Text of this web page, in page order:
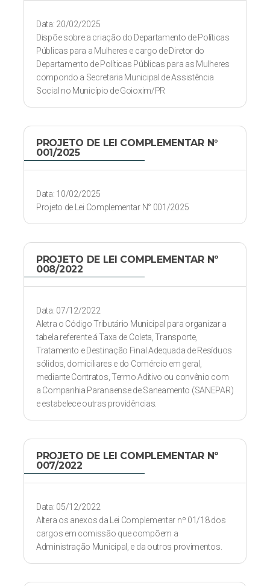
Data: 20/02/2025
Dispõe sobre a criação do Departamento de Políticas
Públicas para a Mulheres e cargo de Diretor do
Departamento de Políticas Públicas para as Mulheres
compondo a Secretaria Municipal de Assistência
Social no Município de Goioxim/PR
PROJETO DE LEI COMPLEMENTAR N°
001/2025
Data: 10/02/2025
Projeto de Lei Complementar N° 001/2025
PROJETO DE LEI COMPLEMENTAR Nº
008/2022
Data: 07/12/2022
Aletra o Código Tributário Municipal para organizar a
tabela referente á Taxa de Coleta, Transporte,
Tratamento e Destinação Final Adequada de Resíduos
sólidos, domiciliares e do Comércio em geral,
mediante Contratos, Termo Aditivo ou convênio com
a Companhia Paranaense de Saneamento (SANEPAR)
e estabelece outras providências.
PROJETO DE LEI COMPLEMENTAR Nº
007/2022
Data: 05/12/2022
Altera os anexos da Lei Complementar nº 01/18 dos
cargos em comissão que compõem a
Administração Municipal, e da outros provimentos.